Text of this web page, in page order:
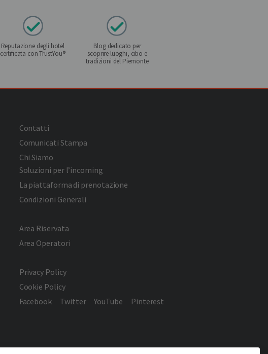
Reputazione degli hotel
certificata con TrustYou®
Blog dedicato per
scoprire luoghi, cibo e
tradizioni del Piemonte
Contatti
Comunicati Stampa
Chi Siamo
Soluzioni per l’incoming
La piattaforma di prenotazione
Condizioni Generali
Area Riservata
Area Operatori
Privacy Policy
Cookie Policy
Facebook
Twitter YouTube Pinterest